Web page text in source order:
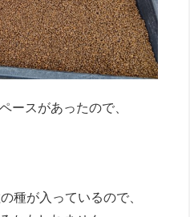
ースがあったので、
種が入っているので、